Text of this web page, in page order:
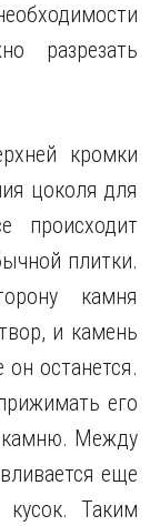
разрезать
кромки
цоколя для
происходит
плитки.
камня
и камень
останется.
его
камню. Между
еще
Таким